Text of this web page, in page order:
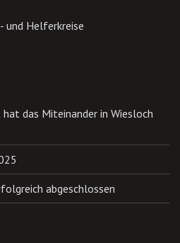
und Helferkreise
das Miteinander in Wiesloch
abgeschlossen